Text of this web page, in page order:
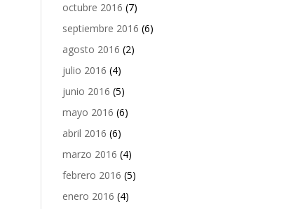
octubre 2016 (7)
septiembre 2016 (6)
agosto 2016 (2)
julio 2016 (4)
junio 2016 (5)
mayo 2016 (6)
abril 2016 (6)
marzo 2016 (4)
febrero 2016 (5)
enero 2016 (4)